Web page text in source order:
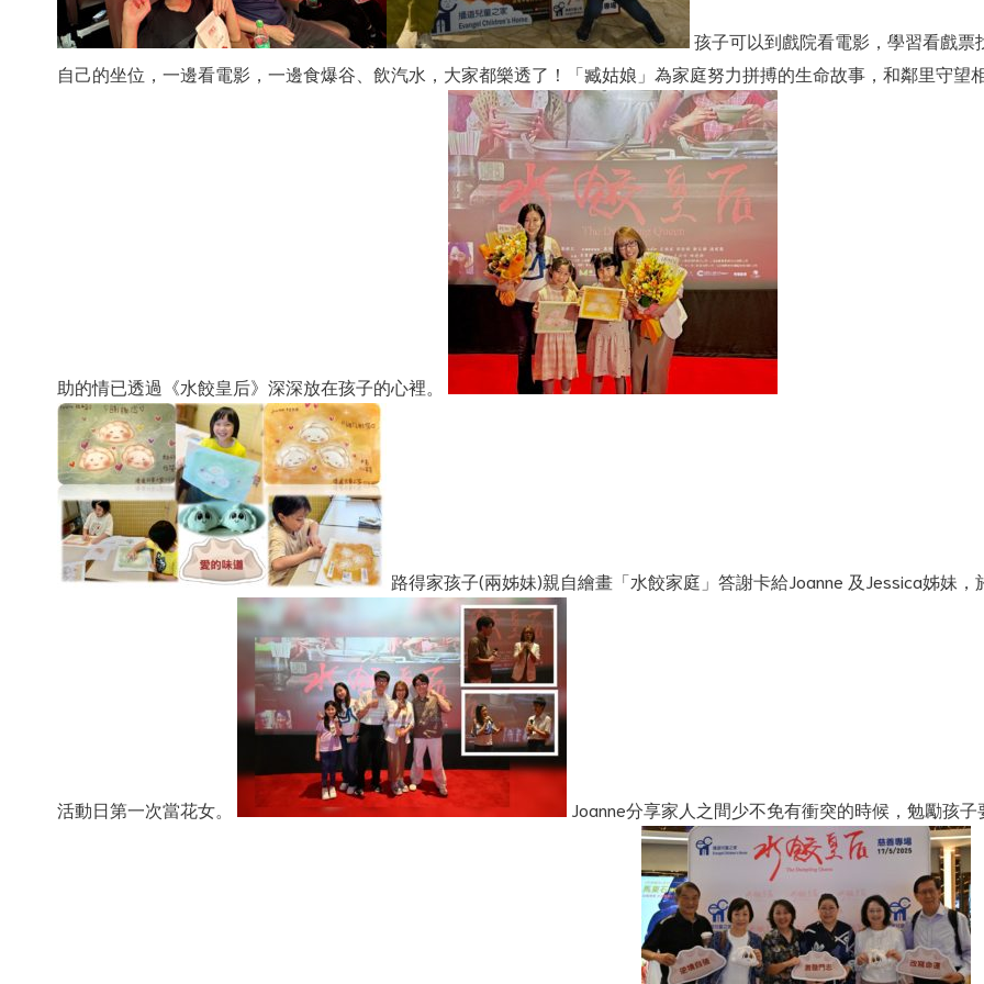
孩子可以到戲院看電影，學習看戲票
自己的坐位，一邊看電影，一邊食爆谷、飲汽水，大家都樂透了！「臧姑娘」為家庭努力拼搏的生命故事，和鄰里守望
助的情已透過《水餃皇后》深深放在孩子的心裡。
路得家孩子(兩姊妹)親自繪畫「水餃家庭」答謝卡給Joanne 及Jessica姊妹，
活動日第一次當花女。 Joanne分享家人之間少不免有衝突的時候，勉勵孩子